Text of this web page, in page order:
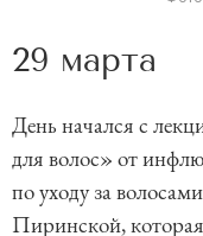
1
f
8
29 марта
День начался с
для волос» от
по уходу за
Пиринской,